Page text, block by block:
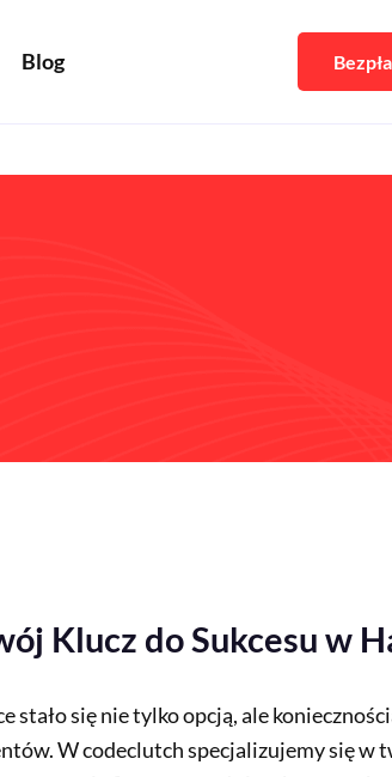
Blog
Klucz do Sukcesu w
się nie tylko opcją, ale
W codeclutch specjalizujemy się w